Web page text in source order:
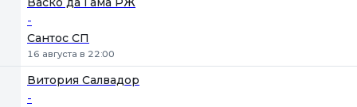
-
Сантос СП
16 августа в 22:00
Витория Салвадор
-